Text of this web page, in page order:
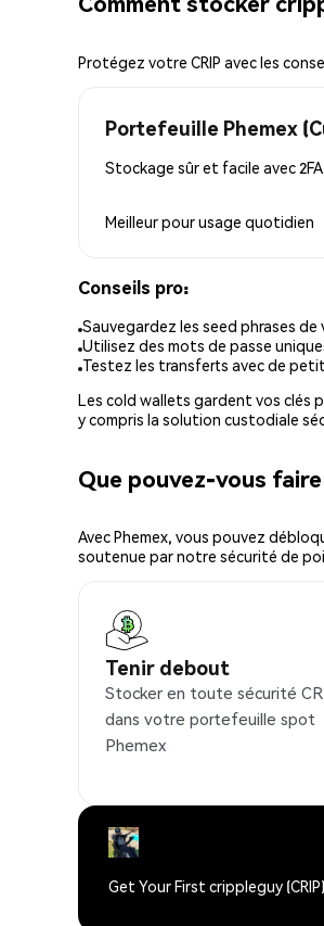
Protégez votre CRIP avec les
Portefeuille Phemex
Stockage sûr et facile avec
Meilleur pourusage quotidien
Conseils pro:
Sauvegardez les seed phrases
Utilisez des mots de passe
Testez les transferts avec de
Les cold wallets gardent vos clés
y compris la solution custodiale
Que pouvez-vous
Avec Phemex, vous pouvez
soutenue par notre sécurité de
Tenir debout
Stocker en toute sécurité
dans votre portefeuille spot
Phemex
Get Your First crippleguy